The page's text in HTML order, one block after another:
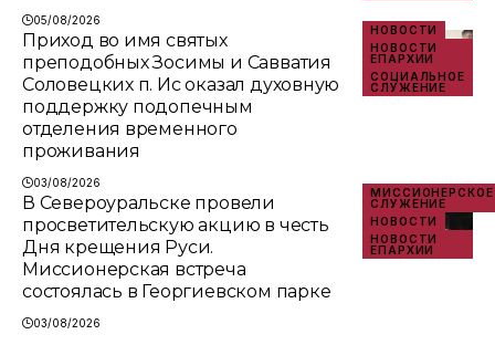
05/08/2026
НОВОСТИ
НОВОСТИ
ЕПАРХИИ
СОЦИАЛЬНОЕ
СЛУЖЕНИЕ
Приход во имя святых
преподобных Зосимы и Савватия
Соловецких п. Ис оказал духовную
поддержку подопечным
отделения временного
проживания
03/08/2026
МИССИОНЕРСКОЕ
СЛУЖЕНИЕ
НОВОСТИ
НОВОСТИ
ЕПАРХИИ
В Североуральске провели
просветительскую акцию в честь
Дня крещения Руси.
Миссионерская встреча
состоялась в Георгиевском парке
03/08/2026